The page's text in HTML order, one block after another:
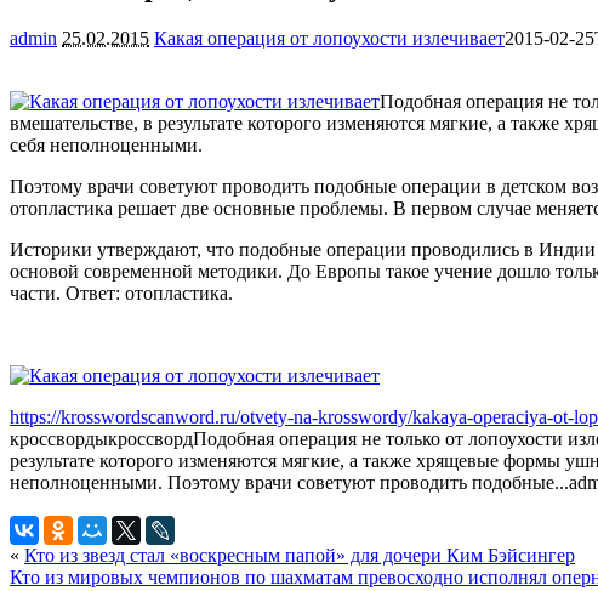
admin 25.02.2015 Какая операция от лопоухости излечивает2015-02-
Подобная операция не
вмешательстве, в результате которого изменяются мягкие, а
себя неполноценными.
Поэтому врачи советуют проводить подобные операции в детском
отопластика решает две основные проблемы. В первом случае
Историки утверждают, что подобные операции проводились в
основой современной методики. До Европы такое учение дошло
части. Ответ: отопластика.
https://krosswordscanword.ru/otvety-na-krosswordy/kakaya-operaciya-ot-
кроссвордыкроссвордПодобная операция не только от лопоухости
результате которого изменяются мягкие, а также хрящевые формы
неполноценными. Поэтому врачи советуют проводить подобные...
« Кто из звезд стал «воскресным папой» для дочери Ким Бэйсингер
Кто из мировых чемпионов по шахматам превосходно исполнял